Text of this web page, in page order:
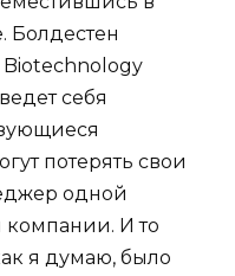
Болдестен
Biotechnology
себя
потерять свои
одной
И то
я думаю, было